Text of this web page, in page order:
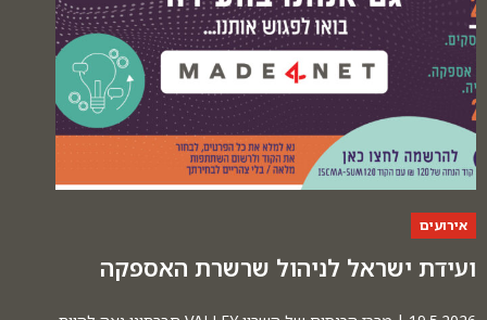
אירועים
ועידת ישראל לניהול שרשרת האספקה